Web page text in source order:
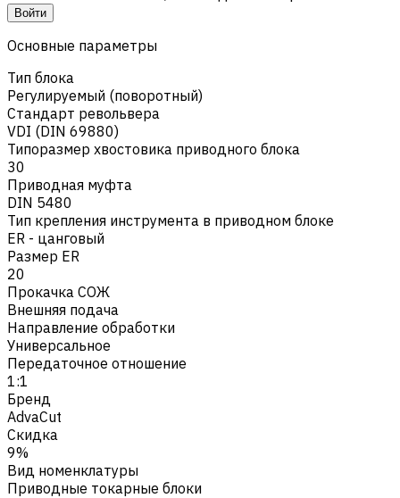
Войти
Основные параметры
Тип блока
Регулируемый (поворотный)
Стандарт револьвера
VDI (DIN 69880)
Типоразмер хвостовика приводного блока
30
Приводная муфта
DIN 5480
Тип крепления инструмента в приводном блоке
ER - цанговый
Размер ER
20
Прокачка СОЖ
Внешняя подача
Направление обработки
Универсальное
Передаточное отношение
1:1
Бренд
AdvaCut
Скидка
9%
Вид номенклатуры
Приводные токарные блоки